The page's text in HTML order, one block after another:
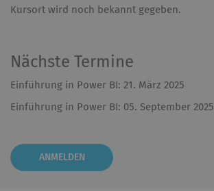
Kursort wird noch bekannt gegeben.
Nächste Termine
Einführung in Power BI: 21. März 2025
Einführung in Power BI: 05. September 2025
ANMELDEN